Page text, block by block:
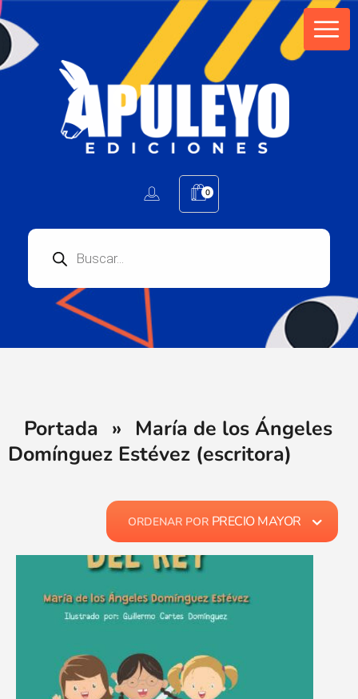
0
Portada » María de los Ángeles
Domínguez Estévez (escritora)
ORDENAR POR PRECIO MAYOR